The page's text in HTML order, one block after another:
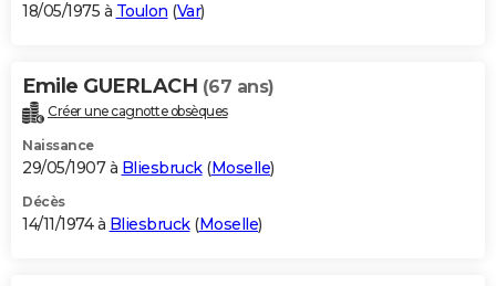
18/05/1975 à Toulon (Var)
Emile GUERLACH (67 ans)
Créer une cagnotte obsèques
Naissance
29/05/1907 à Bliesbruck(Moselle)
Décès
14/11/1974 à Bliesbruck(Moselle)